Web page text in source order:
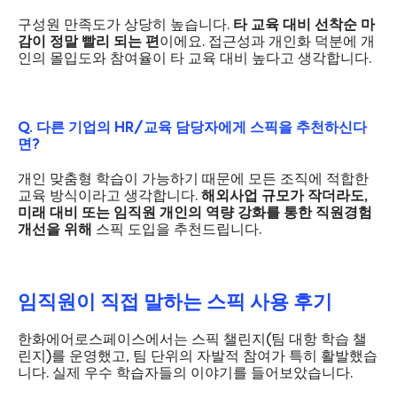
구성원 만족도가 상당히 높습니다. 타 교육 대비 선착순 마
감이 정말 빨리 되는 편이에요. 접근성과 개인화 덕분에 개
인의 몰입도와 참여율이 타 교육 대비 높다고 생각합니다.
Q. 다른 기업의 HR/교육 담당자에게 스픽을 추천하신다
면?
개인 맞춤형 학습이 가능하기 때문에 모든 조직에 적합한
교육 방식이라고 생각합니다. 해외사업 규모가 작더라도,
미래 대비 또는 임직원 개인의 역량 강화를 통한 직원경험
개선을 위해 스픽 도입을 추천드립니다.
임직원이 직접 말하는 스픽 사용 후기
한화에어로스페이스에서는 스픽 챌린지(팀 대항 학습 챌
린지)를 운영했고, 팀 단위의 자발적 참여가 특히 활발했습
니다. 실제 우수 학습자들의 이야기를 들어보았습니다.